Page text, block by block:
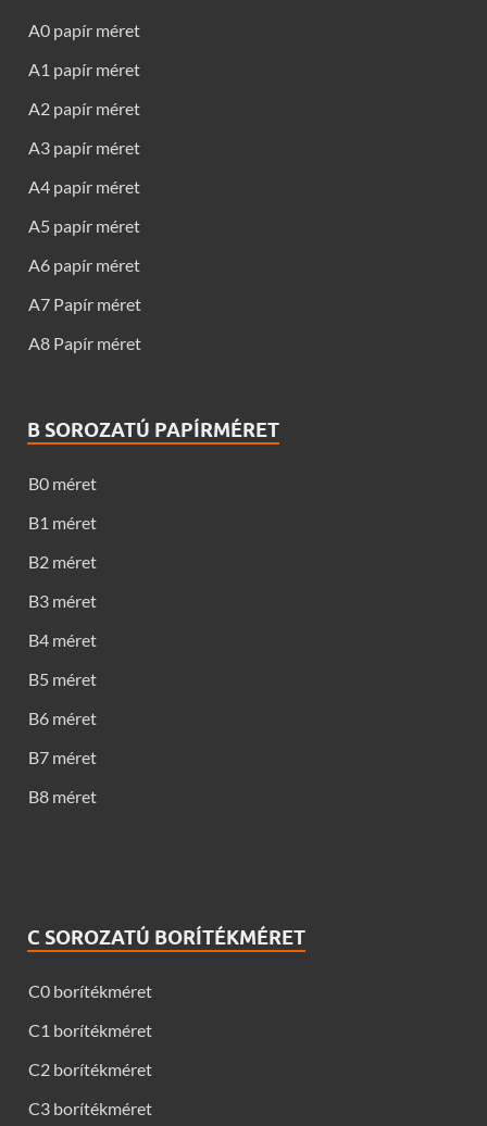
A0 papír méret
A1 papír méret
A2 papír méret
A3 papír méret
A4 papír méret
A5 papír méret
A6 papír méret
A7 Papír méret
A8 Papír méret
B SOROZATÚ PAPÍRMÉRET
B0 méret
B1 méret
B2 méret
B3 méret
B4 méret
B5 méret
B6 méret
B7 méret
B8 méret
C SOROZATÚ BORÍTÉKMÉRET
C0 borítékméret
C1 borítékméret
C2 borítékméret
C3 borítékméret